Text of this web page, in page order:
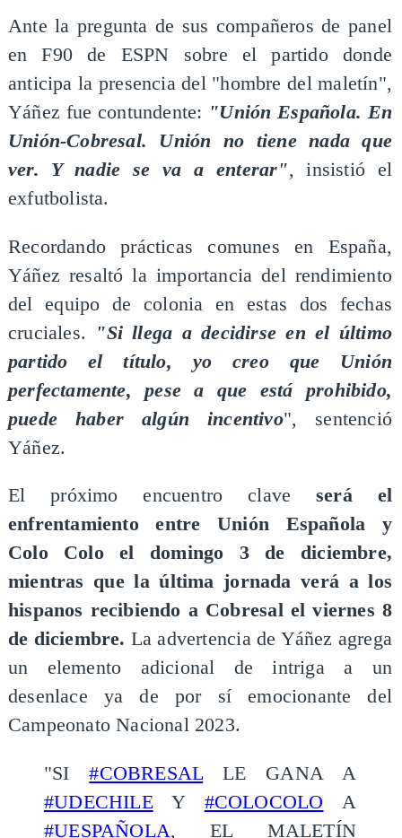
Ante la pregunta de sus compañeros de panel
en F90 de ESPN sobre el partido donde
anticipa la presencia del "hombre del maletín",
Yáñez fue contundente: "Unión Española. En
Unión-Cobresal. Unión no tiene nada que
ver. Y nadie se va a enterar", insistió el
exfutbolista.
Recordando prácticas comunes en España,
Yáñez resaltó la importancia del rendimiento
del equipo de colonia en estas dos fechas
cruciales.
"Si llega a decidirse en el último
partido el título, yo creo que Unión
perfectamente, pese a que está prohibido,
puede haber algún incentivo", sentenció
Yáñez.
El próximo encuentro clave será el
enfrentamiento entre Unión Española y
Colo Colo el domingo 3 de diciembre,
mientras que la última jornada verá a los
hispanos recibiendo a Cobresal el viernes 8
de diciembre. La advertencia de Yáñez agrega
un elemento adicional de intriga a un
desenlace ya de por sí emocionante del
Campeonato Nacional 2023.
"SI#COBRESALLE GANA A
#UDECHILEY #COLOCOLO A
#UESPAÑOLA, EL MALETÍN